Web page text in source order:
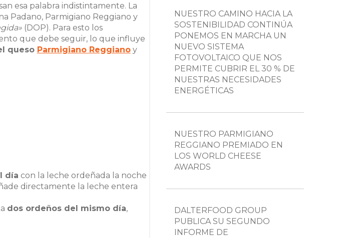
esa palabra indistintamente. La
Padano, Parmigiano Reggiano y
(DOP). Para esto los
que debe seguir, lo que influye
queso Parmigiano Reggianoy
día con la leche ordeñada la noche
directamente la leche entera
dos ordeños del mismo día,
NUESTRO CAMINO HACIA LA
SOSTENIBILIDAD CONTINÚA
PONEMOS EN MARCHA UN
NUEVO SISTEMA
FOTOVOLTAICO QUE NOS
PERMITE CUBRIR EL 30 % DE
NUESTRAS NECESIDADES
ENERGÉTICAS
NUESTRO PARMIGIANO
REGGIANO PREMIADO EN
LOS WORLD CHEESE
AWARDS
DALTERFOOD GROUP
PUBLICA SU SEGUNDO
INFORME DE